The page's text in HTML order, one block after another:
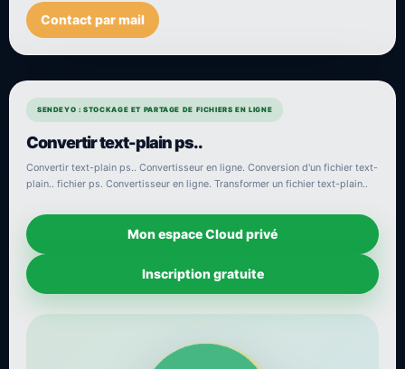
Contact par mail
SENDEYO : STOCKAGE ET PARTAGE DE FICHIERS EN LIGNE
Convertir text-plain ps..
Convertir text-plain ps.. Convertisseur en ligne. Conversion d'un fichier text-
plain.. fichier ps. Convertisseur en ligne. Transformer un fichier text-plain..
Mon espace Cloud privé
Inscription gratuite